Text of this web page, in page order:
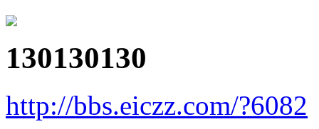
130130130
http://bbs.eiczz.com/?6082